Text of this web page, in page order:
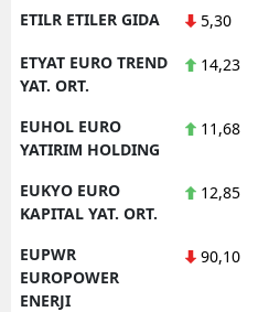
ETILR ETILER GIDA 5,30
ETYAT EURO TREND
YAT. ORT.
14,23
EUHOL EURO
YATIRIM HOLDING
11,68
EUKYO EURO
KAPITAL YAT. ORT.
12,85
EUPWR
EUROPOWER
ENERJI
90,10